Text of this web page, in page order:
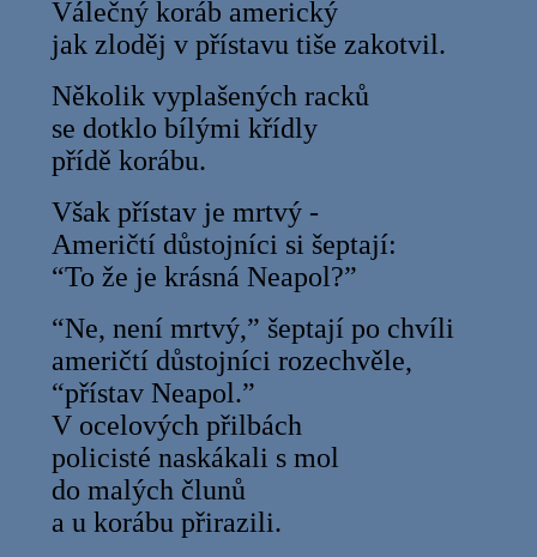
Válečný koráb americký
jak zloděj v přístavu tiše zakotvil.
Několik vyplašených racků
se dotklo bílými křídly
přídě korábu.
Však přístav je mrtvý -
Američtí důstojníci si šeptají:
“To že je krásná Neapol?”
“Ne, není mrtvý,” šeptají po chvíli
američtí důstojníci rozechvěle,
“přístav Neapol.”
V ocelových přilbách
policisté naskákali s mol
do malých člunů
a u korábu přirazili.